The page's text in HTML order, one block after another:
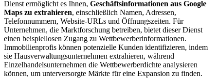
Dienst ermöglicht es Ihnen, Geschäftsinformationen aus Google
Maps zu extrahieren, einschließlich Namen, Adressen,
Telefonnummern, Website-URLs und Öffnungszeiten. Für
Unternehmen, die Marktforschung betreiben, bietet dieser Dienst
einen beispiellosen Zugang zu Wettbewerberinformationen.
Immobilienprofis können potenzielle Kunden identifizieren, indem
sie Hausverwaltungsunternehmen extrahieren, während
Einzelhandelsunternehmen die Wettbewerberdichte analysieren
können, um unterversorgte Märkte für eine Expansion zu finden.